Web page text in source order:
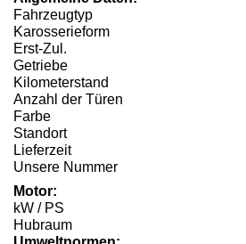
Fahrzeugtyp
Karosserieform
Erst-Zul.
Getriebe
Kilometerstand
Anzahl der Türen
Farbe
Standort
Lieferzeit
Unsere Nummer
Motor:
kW / PS
Hubraum